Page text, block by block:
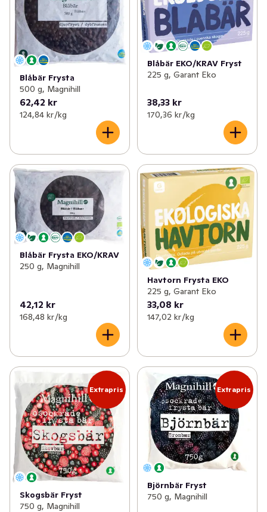
Blåbär Frysta
500 g, Magnihill
62,42 kr
124,84 kr /kg
Blåbär EKO/KRAV Fryst
225 g, Garant Eko
38,33 kr
170,36 kr /kg
Blåbär Frysta EKO/KRAV
250 g, Magnihill
42,12 kr
168,48 kr /kg
Havtorn Frysta EKO
225 g, Garant Eko
33,08 kr
147,02 kr /kg
Extrapris
Skogsbär Fryst
750 g, Magnihill
Extrapris
Björnbär Fryst
750 g, Magnihill